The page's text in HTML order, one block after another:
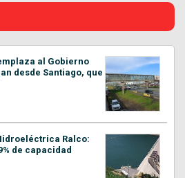
al Gobierno
desde Santiago, que
Ralco:
de capacidad